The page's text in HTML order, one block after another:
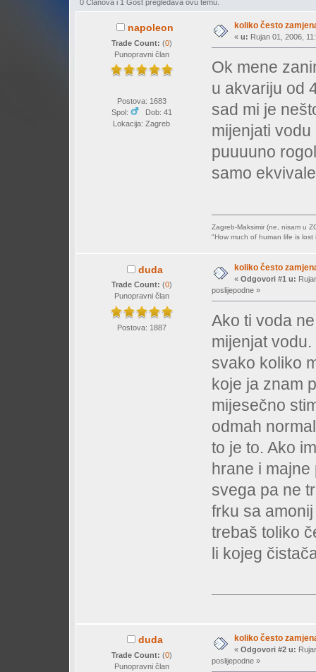
0 Članova i 1 Gost pregledava ovu temu.
napoleon
Trade Count: (0)
Punopravni član
Postova: 1683
Spol:
Dob: 41
Lokacija: Zagreb
koliko često
« u: Rujan 01, 2006,
Ok mene
u akvariju od
sad mi je
mijenjati
puuuuno
samo
Zagreb-Maksimir (ne, nisam u
"How much of human life is lost
duda
Trade Count: (0)
Punopravni član
Postova: 1887
koliko često
« Odgovori #1 u:
poslijepodne »
Ako ti voda
mijenjat
svako koliko
koje ja znam
mijesečno
odmah
to je to. Ako
hrane i
svega pa ne
frku sa
trebaš toliko
li kojeg
duda
Trade Count: (0)
Punopravni član
koliko često
« Odgovori #2 u:
poslijepodne »